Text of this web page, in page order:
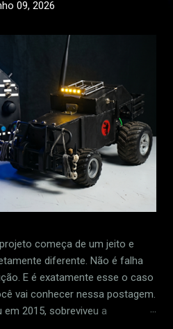
09, 2026
começa de um jeito e
diferente. Não é falha
E é exatamente esse o caso
vai conhecer nessa postagem.
2015, sobreviveu a